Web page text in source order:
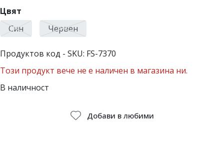
Цвят
Син
Червен
Продуктов код - SKU FS-7370
Този продукт вече не е наличен в магазина ни.
В наличност
Добави в любими